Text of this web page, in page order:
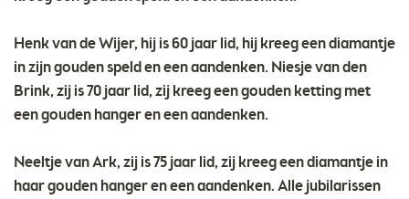
Henk van de Wijer, hij is 60 jaar lid, hij kreeg een diamantje
in zijn gouden speld en een aandenken. Niesje van den
Brink, zij is 70 jaar lid, zij kreeg een gouden ketting met
een gouden hanger en een aandenken.
Neeltje van Ark, zij is 75 jaar lid, zij kreeg een diamantje in
haar gouden hanger en een aandenken. Alle jubilarissen